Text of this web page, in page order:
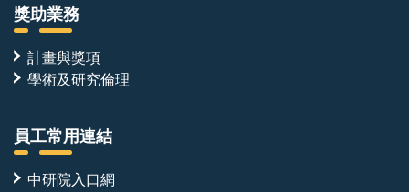
獎助業務
計畫與獎項
學術及研究倫理
員工常用連結
中研院入口網